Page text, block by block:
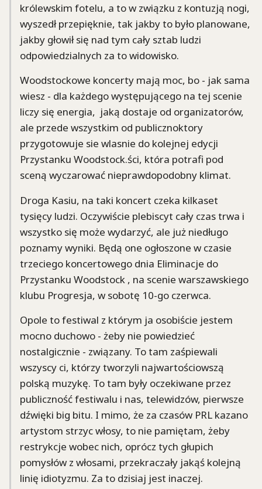
królewskim fotelu, a to w związku z kontuzją nogi,
wyszedł przepięknie, tak jakby to było planowane,
jakby głowił się nad tym cały sztab ludzi
odpowiedzialnych za to widowisko.
Woodstockowe koncerty mają moc, bo - jak sama
wiesz - dla każdego występującego na tej scenie
liczy się energia, jaką dostaje od organizatorów,
ale przede wszystkim od publicznoktory
przygotowuje sie wlasnie do kolejnej edycji
Przystanku Woodstock.ści, która potrafi pod
sceną wyczarować nieprawdopodobny klimat.
Droga Kasiu, na taki koncert czeka kilkaset
tysięcy ludzi. Oczywiście plebiscyt cały czas trwa i
wszystko się może wydarzyć, ale już niedługo
poznamy wyniki. Będą one ogłoszone w czasie
trzeciego koncertowego dnia Eliminacje do
Przystanku Woodstock , na scenie warszawskiego
klubu Progresja, w sobotę 10-go czerwca.
Opole to festiwal z którym ja osobiście jestem
mocno duchowo - żeby nie powiedzieć
nostalgicznie - związany. To tam zaśpiewali
wszyscy ci, którzy tworzyli najwartościowszą
polską muzykę. To tam były oczekiwane przez
publiczność festiwalu i nas, telewidzów, pierwsze
dźwięki big bitu. I mimo, że za czasów PRL kazano
artystom strzyc włosy, to nie pamiętam, żeby
restrykcje wobec nich, oprócz tych głupich
pomysłów z włosami, przekraczały jakąś kolejną
linię idiotyzmu. Za to dzisiaj jest inaczej.